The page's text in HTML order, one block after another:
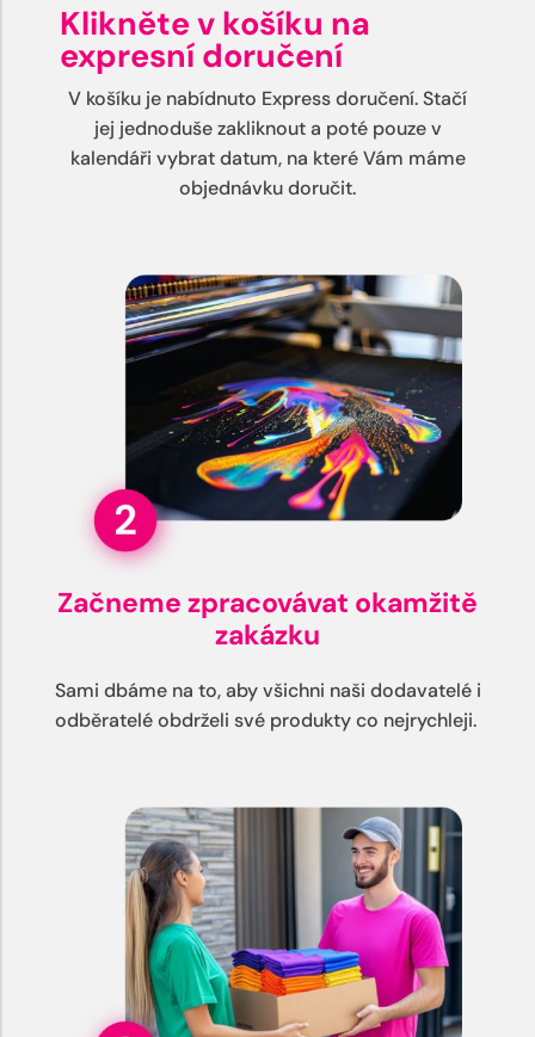
Klikněte v košíku na
expresní doručení
V košíku je nabídnuto Express doručení. Stačí
jej jednoduše zakliknout a poté pouze v
kalendáři vybrat datum, na které Vám máme
objednávku doručit.
Začneme zpracovávat okamžitě
zakázku
Sami dbáme na to, aby všichni naši dodavatelé i
odběratelé obdrželi své produkty co nejrychleji.